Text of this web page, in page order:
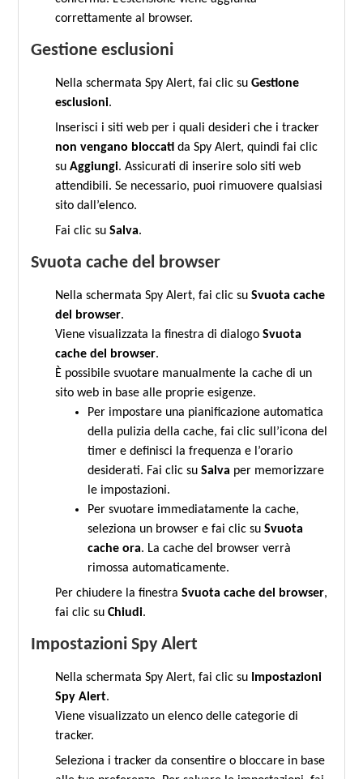
correttamente al browser.
Gestione esclusioni
Nella schermata Spy Alert, fai clic suGestione
esclusioni.
Inserisci i siti web per i quali desideri che i tracker
non vengano bloccati da Spy Alert, quindi fai clic
suAggiungi. Assicurati di inserire solo siti web
attendibili. Se necessario, puoi rimuovere qualsiasi
sito dall’elenco.
Fai clic suSalva.
Svuota cache del browser
Nella schermata Spy Alert, fai clic suSvuota cache
del browser.
Viene visualizzata la finestra di dialogoSvuota
cache del browser.
È possibile svuotare manualmente la cache di un
sito web in base alle proprie esigenze.
Per impostare una pianificazione automatica
della pulizia della cache, fai clic sull’icona del
timer e definisci la frequenza e l’orario
desiderati. Fai clic suSalva per memorizzare
le impostazioni.
Per svuotare immediatamente la cache,
seleziona un browser e fai clic suSvuota
cache ora. La cache del browser verrà
rimossa automaticamente.
Per chiudere la finestraSvuota cache del browser,
fai clic suChiudi.
Impostazioni Spy Alert
Nella schermata Spy Alert, fai clic su Impostazioni
Spy Alert.
Viene visualizzato un elenco delle categorie di
tracker.
Seleziona i tracker da consentire o bloccare in base